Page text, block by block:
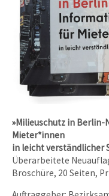
»Milieuschutz in
Mieter*innen
in leicht verständlicher
Überarbeitete
Broschüre, 20 Seiten,